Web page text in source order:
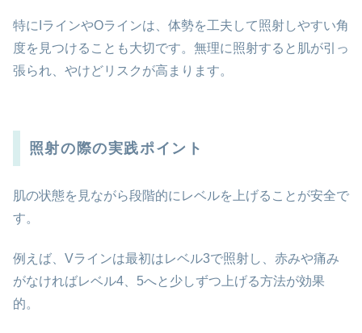
特にIラインやOラインは、体勢を工夫して照射しやすい角
度を見つけることも大切です。無理に照射すると肌が引っ
張られ、やけどリスクが高まります。
照射の際の実践ポイント
肌の状態を見ながら段階的にレベルを上げることが安全で
す。
例えば、Vラインは最初はレベル3で照射し、赤みや痛み
がなければレベル4、5へと少しずつ上げる方法が効果
的。